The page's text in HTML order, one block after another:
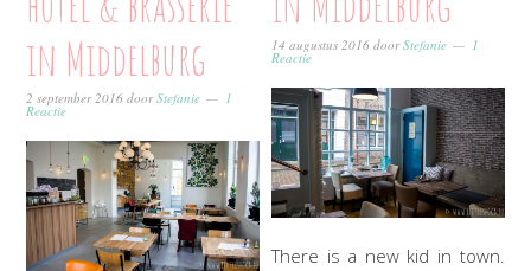
in Middelburg
2 september 2016 doorStefanie 1
Reactie
14 augustus 2016 doorStefanie 1
Reactie
There is a new kid in town.